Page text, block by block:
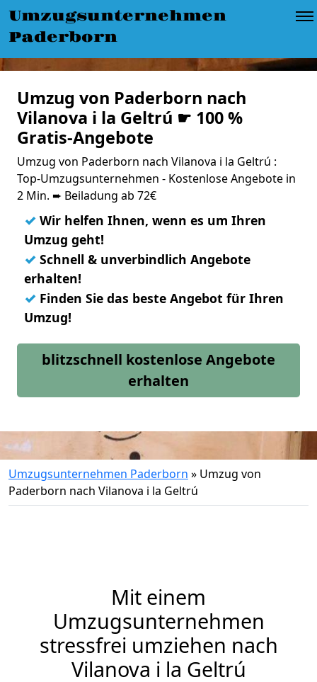
Umzugsunternehmen
Paderborn
Umzug von Paderborn nach
Vilanova i la Geltrú ☛ 100 %
Gratis-Angebote
Umzug von Paderborn nach Vilanova i la Geltrú :
Top-Umzugsunternehmen - Kostenlose Angebote in
2 Min. ➨ Beiladung ab 72€
✓ Wir helfen Ihnen, wenn es um Ihren
Umzug geht!
✓ Schnell & unverbindlich Angebote
erhalten!
✓ Finden Sie das beste Angebot für Ihren
Umzug!
blitzschnell kostenlose Angebote
erhalten
Umzugsunternehmen Paderborn » Umzug von
Paderborn nach Vilanova i la Geltrú
Mit einem
Umzugsunternehmen
stressfrei umziehen nach
Vilanova i la Geltrú